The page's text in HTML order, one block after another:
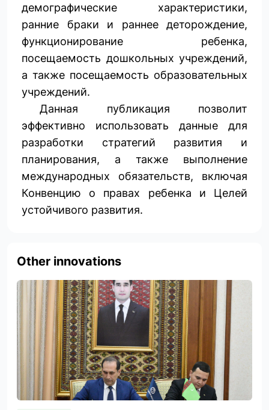
демографические характеристики,
ранние браки и раннее деторождение,
функционирование ребенка,
посещаемость дошкольных учреждений,
а также посещаемость образовательных
учреждений.
Данная публикация позволит
эффективно использовать данные для
разработки стратегий развития и
планирования, а также выполнение
международных обязательств, включая
Конвенцию о правах ребенка и Целей
устойчивого развития.
Other innovations